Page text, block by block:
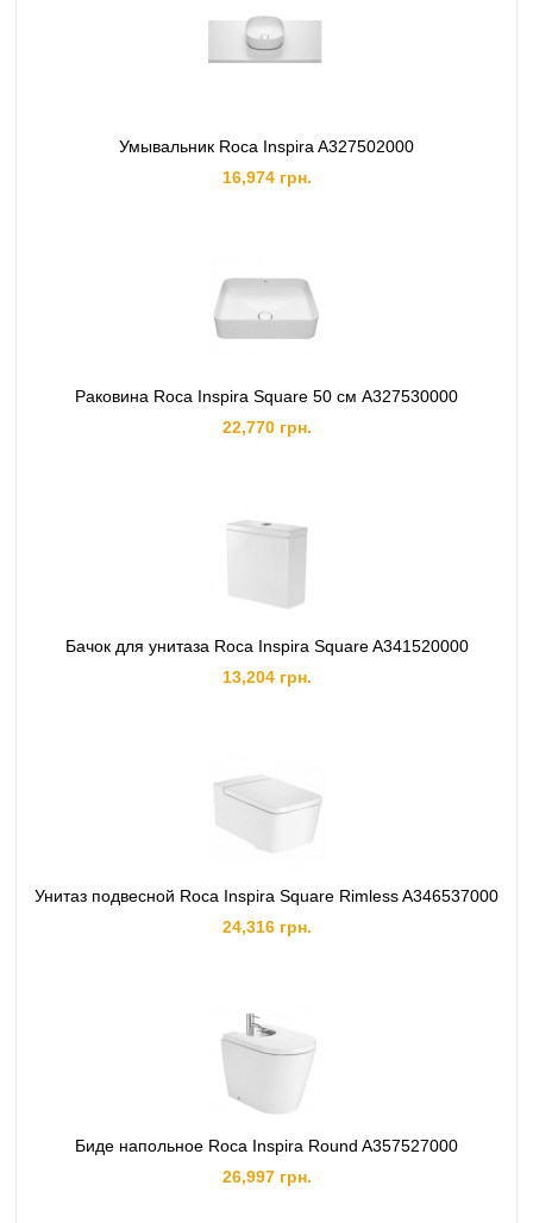
Умывальник Roca Inspira A327502000
16,974 грн.
Раковина Roca Inspira Square 50 см A327530000
22,770 грн.
Бачок для унитаза Roca Inspira Square A341520000
13,204 грн.
Унитаз подвесной Roca Inspira Square Rimless A346537000
24,316 грн.
Биде напольное Roca Inspira Round A357527000
26,997 грн.